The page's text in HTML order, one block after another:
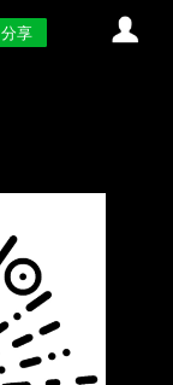
分享